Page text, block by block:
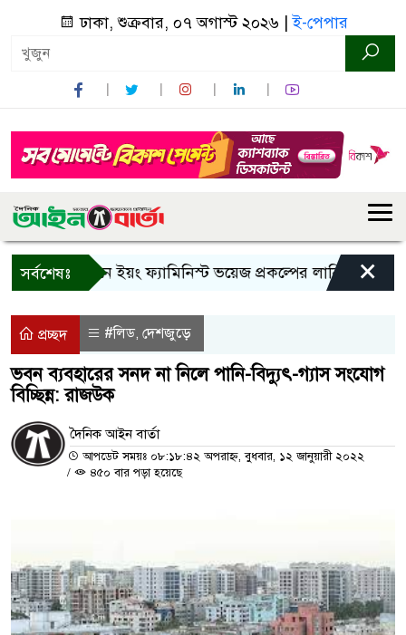
ঢাকা, শুক্রবার, ০৭ অগাস্ট ২০২৬ |ই-পেপার
সর্বশেষঃ
বান্দরবানে ইয়ং ফ্যামিনিস্ট ভয়েজ প্রকল্পের লার্নিং শেয়ারিং
×
প্রচ্ছদ #লিড, দেশজুড়ে
ভবন ব্যবহারের সনদ না নিলে পানি-বিদ্যুৎ-গ্যাস সংযোগ
বিচ্ছিন্ন: রাজউক
দৈনিক আইন বার্তা
আপডেট সময়ঃ ০৮:১৮:৪২ অপরাহ্ন, বুধবার, ১২ জানুয়ারী ২০২২
/
৪৫০ বার পড়া হয়েছে